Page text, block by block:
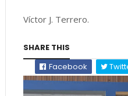
Víctor J. Terrero.
SHARE THIS
Facebook